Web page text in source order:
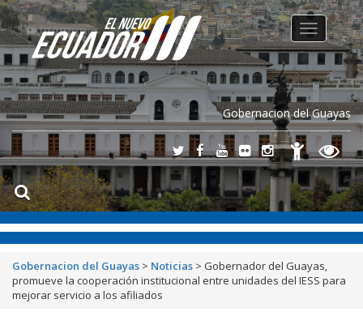
Gobernacion del Guayas
Toggle
navigation
Gobernacion del Guayas > Noticias > Gobernador del Guayas,
promueve la cooperación institucional entre unidades del IESS para
mejorar servicio a los afiliados